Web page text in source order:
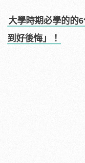
大學時期必學的的
到好後悔」！